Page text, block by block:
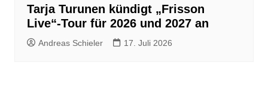
Tarja Turunen kündigt „Frisson
Live“-Tour für 2026 und 2027 an
Andreas Schieler 17. Juli 2026